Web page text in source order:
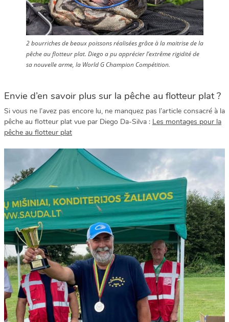
2 bourriches de beaux poissons réalisées grâce à la maitrise de la
pêche au flotteur plat. Diego a pu apprécier l’extrême rigidité de
sa nouvelle arme, la World G Champion Compétition.
Envie d’en savoir plus sur la pêche au flotteur plat ?
Si vous ne l’avez pas encore lu, ne manquez pas l’article consacré à la
pêche au flotteur plat vue par Diego Da-Silva : Les montages pour la
pêche au flotteur plat